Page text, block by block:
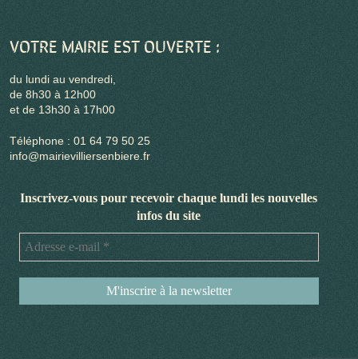
VOTRE MAIRIE EST OUVERTE :
du lundi au vendredi,
de 8h30 à 12h00
et de 13h30 à 17h00
Téléphone : 01 64 79 50 25
info@mairievilliersenbiere.fr
Inscrivez-vous pour recevoir chaque lundi les nouvelles
infos du site
*